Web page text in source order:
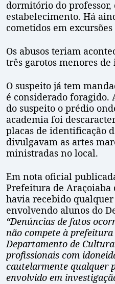
dormitório do professor,
estabelecimento. Há
cometidos em
Os abusos teriam
três garotos menores de
O suspeito já tem
é considerado foragido.
do suspeito o prédio
academia foi
placas de identificação
divulgavam as artes
ministradas no local.
Em nota oficial
Prefeitura de Araçoiaba
havia recebido
envolvendo alunos do
“Denúncias de fatos
não compete à
Departamento de
profissionais com
cautelarmente qualquer
envolvido em